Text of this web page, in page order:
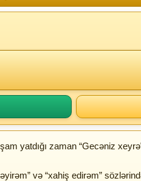
yatdığı zaman “Gecəniz
və “xahiş edirəm”